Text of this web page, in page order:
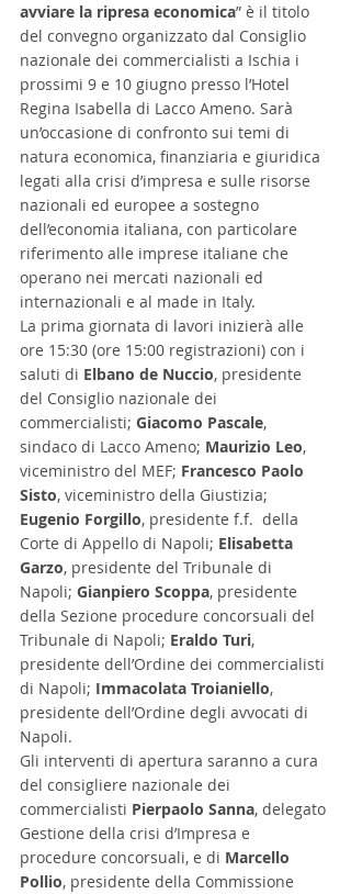
avviare la ripresa economica” è il titolo
del convegno organizzato dal Consiglio
nazionale dei commercialisti a Ischia i
prossimi 9 e 10 giugno presso l’Hotel
Regina Isabella di Lacco Ameno. Sarà
un’occasione di confronto sui temi di
natura economica, finanziaria e giuridica
legati alla crisi d’impresa e sulle risorse
nazionali ed europee a sostegno
dell’economia italiana, con particolare
riferimento alle imprese italiane che
operano nei mercati nazionali ed
internazionali e al made in Italy.
La prima giornata di lavori inizierà alle
ore 15:30 (ore 15:00 registrazioni) con i
saluti di Elbano de Nuccio, presidente
del Consiglio nazionale dei
commercialisti; Giacomo Pascale,
sindaco di Lacco Ameno; Maurizio Leo,
viceministro del MEF; Francesco Paolo
Sisto, viceministro della Giustizia;
Eugenio Forgillo, presidente f.f.  della
Corte di Appello di Napoli; Elisabetta
Garzo, presidente del Tribunale di
Napoli; Gianpiero Scoppa, presidente
della Sezione procedure concorsuali del
Tribunale di Napoli; Eraldo Turi,
presidente dell’Ordine dei commercialisti
di Napoli; Immacolata Troianiello,
presidente dell’Ordine degli avvocati di
Napoli.
Gli interventi di apertura saranno a cura
del consigliere nazionale dei
commercialisti Pierpaolo Sanna, delegato
Gestione della crisi d’Impresa e
procedure concorsuali, e di Marcello
Pollio, presidente della Commissione